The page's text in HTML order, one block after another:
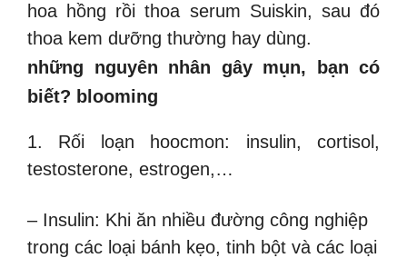
hoa hồng rồi thoa serum Suiskin, sau đó
thoa kem dưỡng thường hay dùng.
những nguyên nhân gây mụn, bạn có
biết? blooming
1. Rối loạn hoocmon: insulin, cortisol,
testosterone, estrogen,…
– Insulin: Khi ăn nhiều đường công nghiệp
trong các loại bánh kẹo, tinh bột và các loại